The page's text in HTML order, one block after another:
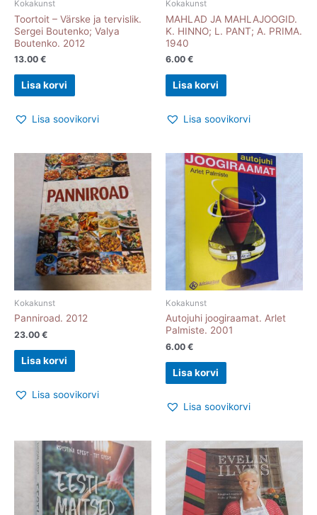
Kokakunst
Toortoit – Värske ja tervislik.
Sergei Boutenko; Valya
Boutenko. 2012
13.00 €
Lisa korvi
Lisa soovikorvi
Kokakunst
MAHLAD JA MAHLAJOOGID.
K. HINNO; L. PANT; A. PRIMA.
1940
6.00 €
Lisa korvi
Lisa soovikorvi
Kokakunst
Panniroad. 2012
23.00 €
Lisa korvi
Lisa soovikorvi
Kokakunst
Autojuhi joogiraamat. Arlet
Palmiste. 2001
6.00 €
Lisa korvi
Lisa soovikorvi